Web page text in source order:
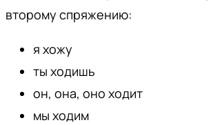
второму спряжению:
я хожу
ты ходишь
он, она, оно ходит
мы ходим